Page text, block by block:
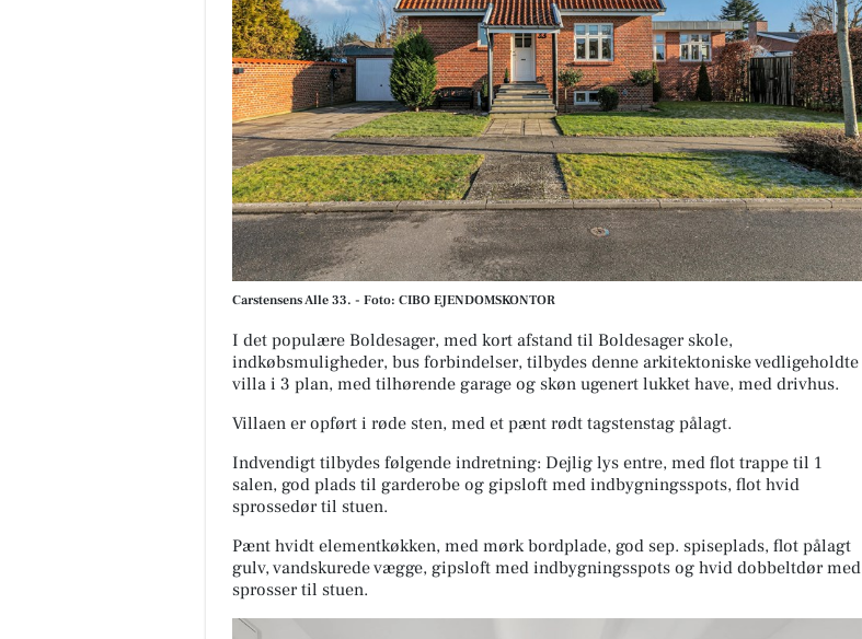
Carstensens Alle 33. - Foto: CIBO EJENDOMSKONTOR
I det populære Boldesager, med kort afstand til Boldesager skole,
indkøbsmuligheder, bus forbindelser, tilbydes denne arkitektoniske vedligeholdte
villa i 3 plan, med tilhørende garage og skøn ugenert lukket have, med drivhus.
Villaen er opført i røde sten, med et pænt rødt tagstenstag pålagt.
Indvendigt tilbydes følgende indretning: Dejlig lys entre, med flot trappe til 1
salen, god plads til garderobe og gipsloft med indbygningsspots, flot hvid
sprossedør til stuen.
Pænt hvidt elementkøkken, med mørk bordplade, god sep. spiseplads, flot pålagt
gulv, vandskurede vægge, gipsloft med indbygningsspots og hvid dobbeltdør med
sprosser til stuen.